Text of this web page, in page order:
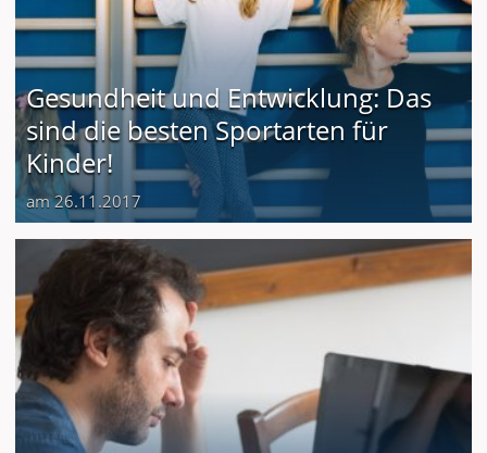
Gesundheit und Entwicklung: Das
sind die besten Sportarten für
Kinder!
am 26.11.2017